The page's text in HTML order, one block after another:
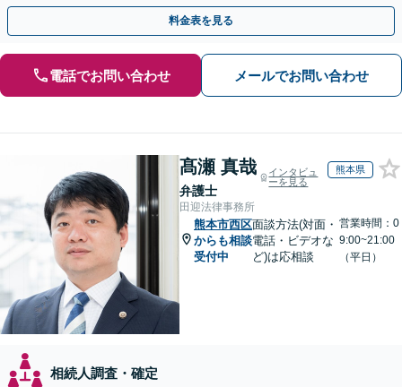
執行／事業承継など、お任せください」【休日相談あり】
料金表を見る
電話でお問い合わせ メールでお問い合わせ
髙瀬 真哉
弁護士
インタビュ
ーを見る
熊本県
田迎法律事務所
熊本市西区
からも相談
受付中
面談方法(対面・
電話・ビデオな
ど)は応相談
営業時間：0
9:00~21:00
（平日）
相続人調査・確定